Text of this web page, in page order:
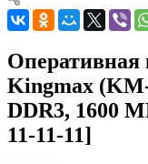
Оперативная
Kingmax
DDR3, 1600
11-11-11]